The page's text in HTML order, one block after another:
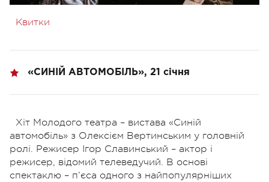
Квитки
«СИНІЙ АВТОМОБІЛЬ», 21 січня
Хіт Молодого театра – вистава «Синій
автомобіль» з Олексієм Вертинським у головній
ролі. Режисер Ігор Славинський – актор і
режисер, відомий телеведучий. В основі
спектаклю – п’єса одного з найпопулярніших